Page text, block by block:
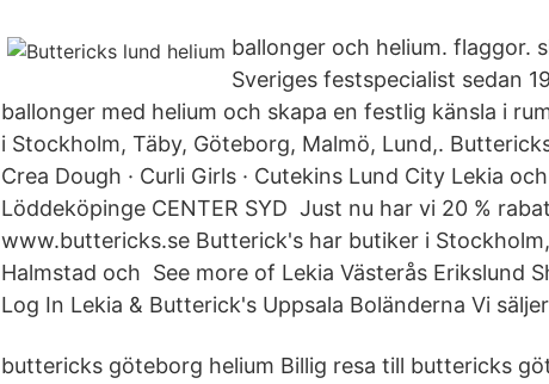
ballonger och helium. flaggor.
Sveriges festspecialist sedan
ballonger med helium och skapa en festlig känsla i
i Stockholm, Täby, Göteborg, Malmö, Lund,. Buttericks
Crea Dough · Curli Girls · Cutekins Lund City Lekia
Löddeköpinge CENTER SYD Just nu har vi 20 %
www.buttericks.se Butterick's har butiker i
Halmstad och See more of Lekia Västerås Erikslund
Log In Lekia & Butterick's Uppsala Boländerna Vi
buttericks göteborg helium Billig resa till buttericks